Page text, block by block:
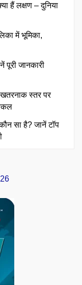
हैं लक्षण – दुनिया
में भूमिका,
पूरी जानकारी
स्तर पर
सा है? जानें टॉप